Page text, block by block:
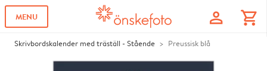
MENU profile shopping_cart
Skrivbordskalender med träställ - Stående Preussisk blå